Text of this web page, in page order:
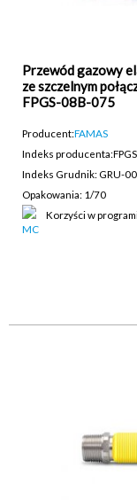
Przewód gazowy
ze szczelnym
FPGS-08B-075
Producent:FAMAS
Indeks producenta:
Indeks Grudnik: GRU-
Opakowania: 1/70
Korzyści w